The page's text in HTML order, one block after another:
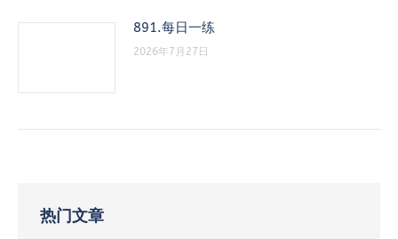
891.每日一练
2026年7月27日
热门文章